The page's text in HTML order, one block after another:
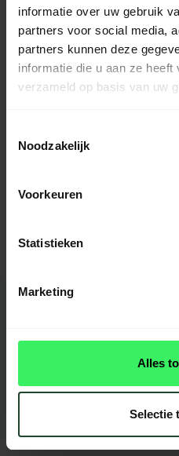
informatie over uw gebruik
partners voor social media,
partners kunnen deze
informatie die u aan ze
verzameld op basis van uw
Noodzakelijk
Voorkeuren
Statistieken
Marketing
Alles
Selectie
PRODUCTOMSCHRIJVING
Neem contact
reviews